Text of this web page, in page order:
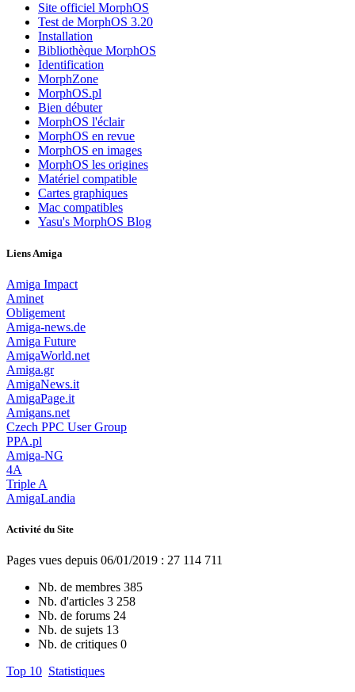
Site officiel MorphOS
Test de MorphOS 3.20
Installation
Bibliothèque MorphOS
Identification
MorphZone
MorphOS.pl
Bien débuter
MorphOS l'éclair
MorphOS en revue
MorphOS en images
MorphOS les origines
Matériel compatible
Cartes graphiques
Mac compatibles
Yasu's MorphOS Blog
Liens Amiga
Amiga Impact
Aminet
Obligement
Amiga-news.de
Amiga Future
AmigaWorld.net
Amiga.gr
AmigaNews.it
AmigaPage.it
Amigans.net
Czech PPC User Group
PPA.pl
Amiga-NG
4A
Triple A
AmigaLandia
Activité du Site
Pages vues depuis 06/01/2019 : 27 114 711
Nb. de membres 385
Nb. d'articles 3 258
Nb. de forums 24
Nb. de sujets 13
Nb. de critiques 0
Top 10 Statistiques